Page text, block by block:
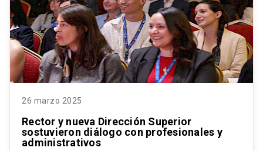
26 marzo 2025
Rector y nueva Dirección Superior
sostuvieron diálogo con profesionales y
administrativos